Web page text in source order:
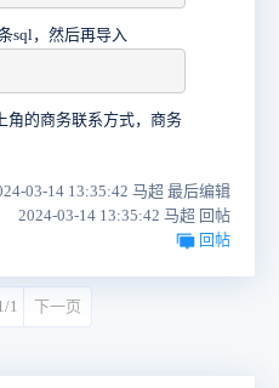
sql，然后再导入
角的商务联系方式，商务
03-14 13:35:42 马超 最后编辑
2024-03-14 13:35:42 马超 回帖
回帖
1 下一页